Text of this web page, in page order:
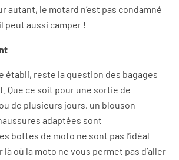
autant, le motard n’est pas condamné
peut aussi camper !
établi, reste la question des bagages
Que ce soit pour une sortie de
de plusieurs jours, un blouson
adaptées sont
bottes de moto ne sont pas l’idéal
où la moto ne vous permet pas d’aller